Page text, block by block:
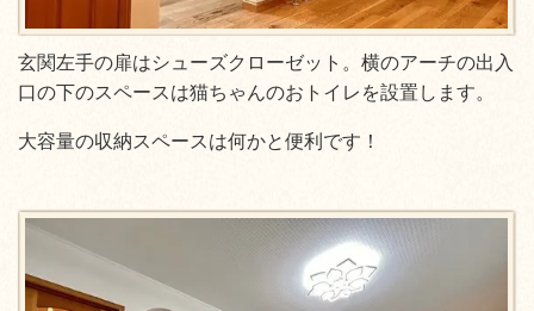
玄関左手の扉はシューズクローゼット。横のアーチの出入
口の下のスペースは猫ちゃんのおトイレを設置します。
大容量の収納スペースは何かと便利です！